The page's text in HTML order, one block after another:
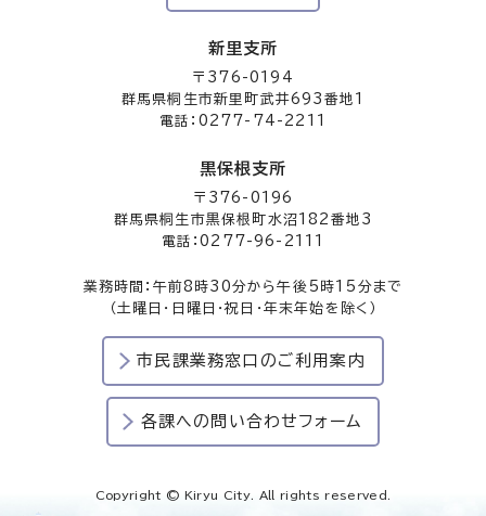
新里支所
〒376-0194
群馬県桐生市新里町武井693番地1
電話：0277-74-2211
黒保根支所
〒376-0196
群馬県桐生市黒保根町水沼182番地3
電話：0277-96-2111
業務時間：午前8時30分から午後5時15分まで
（土曜日・日曜日・祝日・年末年始を除く）
市民課業務窓口のご利用案内
各課への問い合わせフォーム
Copyright © Kiryu City. All rights reserved.